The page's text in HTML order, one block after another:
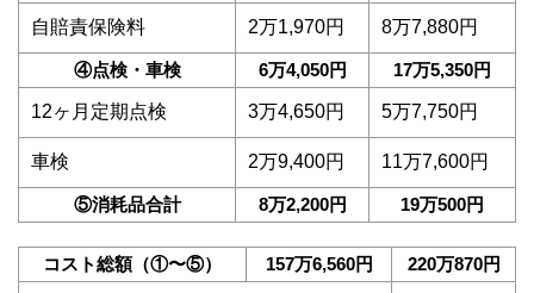
自賠責保険料 2万1,970円 8万7,880円
④点検・車検 6万4,050円 17万5,350円
12ヶ月定期点検 3万4,650円 5万7,750円
車検 2万9,400円 11万7,600円
⑤消耗品合計 8万2,200円 19万500円
コスト総額（①〜⑤） 157万6,560円 220万870円